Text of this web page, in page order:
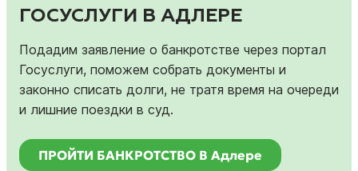
ГОСУСЛУГИ В АДЛЕРЕ
Подадим заявление о банкротстве через портал
Госуслуги, поможем собрать документы и
законно списать долги, не тратя время на очереди
и лишние поездки в суд.
ПРОЙТИ БАНКРОТСТВО В Адлере